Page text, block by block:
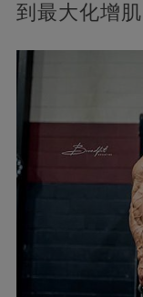
到最大化增肌